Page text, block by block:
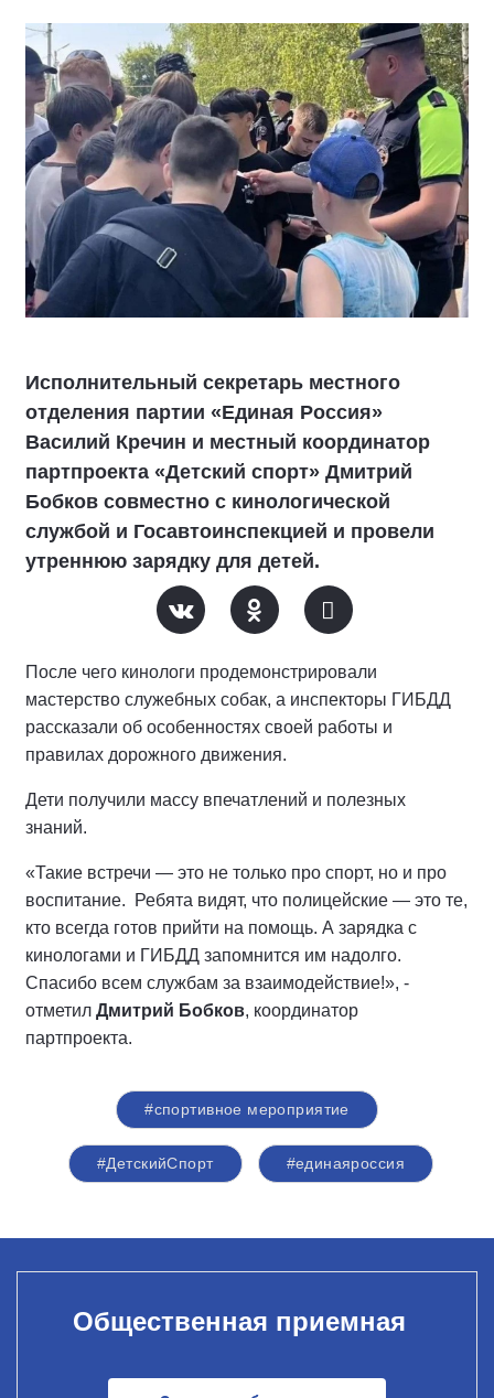
Исполнительный секретарь местного
отделения партии «Единая Россия»
Василий Кречин и местный координатор
партпроекта «Детский спорт» Дмитрий
Бобков совместно с кинологической
службой и Госавтоинспекцией и провели
утреннюю зарядку для детей.
После чего кинологи продемонстрировали
мастерство служебных собак, а инспекторы ГИБДД
рассказали об особенностях своей работы и
правилах дорожного движения.
Дети получили массу впечатлений и полезных
знаний.
«Такие встречи — это не только про спорт, но и про
воспитание. Ребята видят, что полицейские — это те,
кто всегда готов прийти на помощь. А зарядка с
кинологами и ГИБДД запомнится им надолго.
Спасибо всем службам за взаимодействие!», -
отметил Дмитрий Бобков, координатор
партпроекта.
#спортивное мероприятие
#ДетскийСпорт #единаяроссия
Общественная приемная